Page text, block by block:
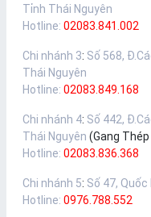
Tỉnh Thái Nguyên
Hotline: 02083.841.002
Chi nhánh 3: Số 568,
Thái Nguyên
Hotline: 02083.849.168
Chi nhánh 4: Số 442,
Thái Nguyên (Gang
Hotline: 02083.836.368
Chi nhánh 5: Số 47,
Hotline: 0976.788.552